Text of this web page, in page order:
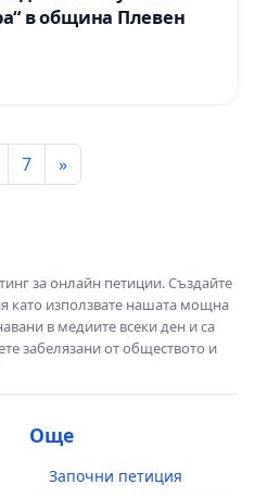
в община Плевен
7 »
за онлайн петиции. Създайте
като използвате нашата мощна
в медиите всеки ден и са
забелязани от обществото и
Още
Започни петиция